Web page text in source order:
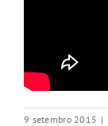
9 setembro 2015 |